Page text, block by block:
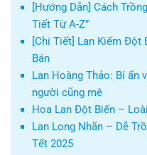
[Hướng Dẫn] Cách
Tiết Từ A-Z”
[Chi Tiết] Lan Kiếm Đột
Bán
Lan Hoàng Thảo: Bí ẩn
người cũng mê
Hoa Lan Đột Biến –
Lan Long Nhãn – Dễ
Tết 2025